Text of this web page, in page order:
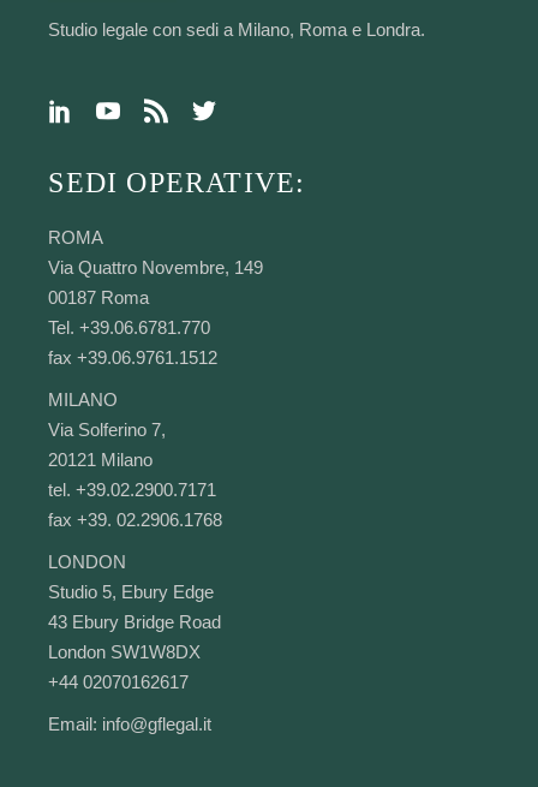
Studio legale con sedi a Milano, Roma e Londra.
SEDI OPERATIVE:
ROMA
Via Quattro Novembre, 149
00187 Roma
Tel. +39.06.6781.770
fax +39.06.9761.1512
MILANO
Via Solferino 7,
20121 Milano
tel. +39.02.2900.7171
fax +39. 02.2906.1768
LONDON
Studio 5, Ebury Edge
43 Ebury Bridge Road
London SW1W8DX
+44 02070162617
Email: info@gflegal.it